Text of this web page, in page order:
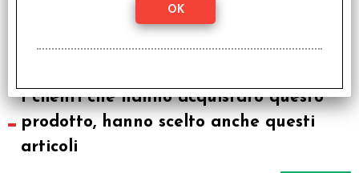
€ 39,95
€19,90
I clienti che hanno acquistato questo
prodotto, hanno scelto anche questi
articoli